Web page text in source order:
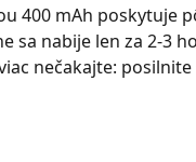
400 mAh poskytuje
sa nabije len za 2-3
nečakajte: posilnite